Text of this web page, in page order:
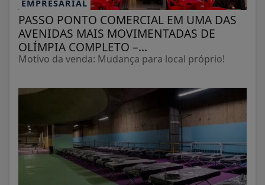
EMPRESARIAL
PASSO PONTO COMERCIAL EM UMA DAS
AVENIDAS MAIS MOVIMENTADAS DE
OLÍMPIA COMPLETO –...
Motivo da venda: Mudança para local próprio!